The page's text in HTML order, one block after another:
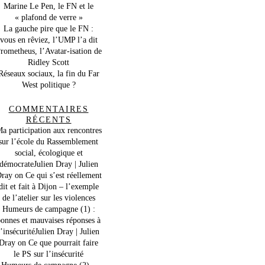
Marine Le Pen, le FN et le
« plafond de verre »
La gauche pire que le FN :
vous en rêviez, l’UMP l’a dit
l’Avatar-isation de
Ridley Scott
sociaux, la fin du Far
West politique ?
COMMENTAIRES
RÉCENTS
participation aux rencontres
l’école du Rassemblement
social, écologique et
démocrateJulien Dray | Julien
on Ce qui s’est réellement
et fait à Dijon – l’exemple
de l’atelier sur les violences
Humeurs de campagne (1) :
et mauvaises réponses à
Dray | Julien
on Ce que pourrait faire
le PS sur l’insécurité